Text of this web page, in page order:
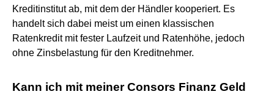
Kreditinstitut ab, mit dem der Händler kooperiert. Es
handelt sich dabei meist um einen klassischen
Ratenkredit mit fester Laufzeit und Ratenhöhe, jedoch
ohne Zinsbelastung für den Kreditnehmer.
Kann ich mit meiner Consors Finanz Geld